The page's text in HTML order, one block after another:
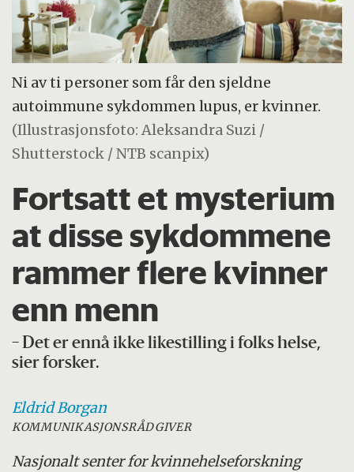
Ni av ti personer som får den sjeldne
autoimmune sykdommen lupus, er kvinner.
(Illustrasjonsfoto: Aleksandra Suzi /
Shutterstock / NTB scanpix)
Fortsatt et mysterium
at disse sykdommene
rammer flere kvinner
enn menn
− Det er ennå ikke likestilling i folks helse,
sier forsker.
EldridBorgan
KOMMUNIKASJONSRÅDGIVER
Nasjonalt senter for kvinnehelseforskning